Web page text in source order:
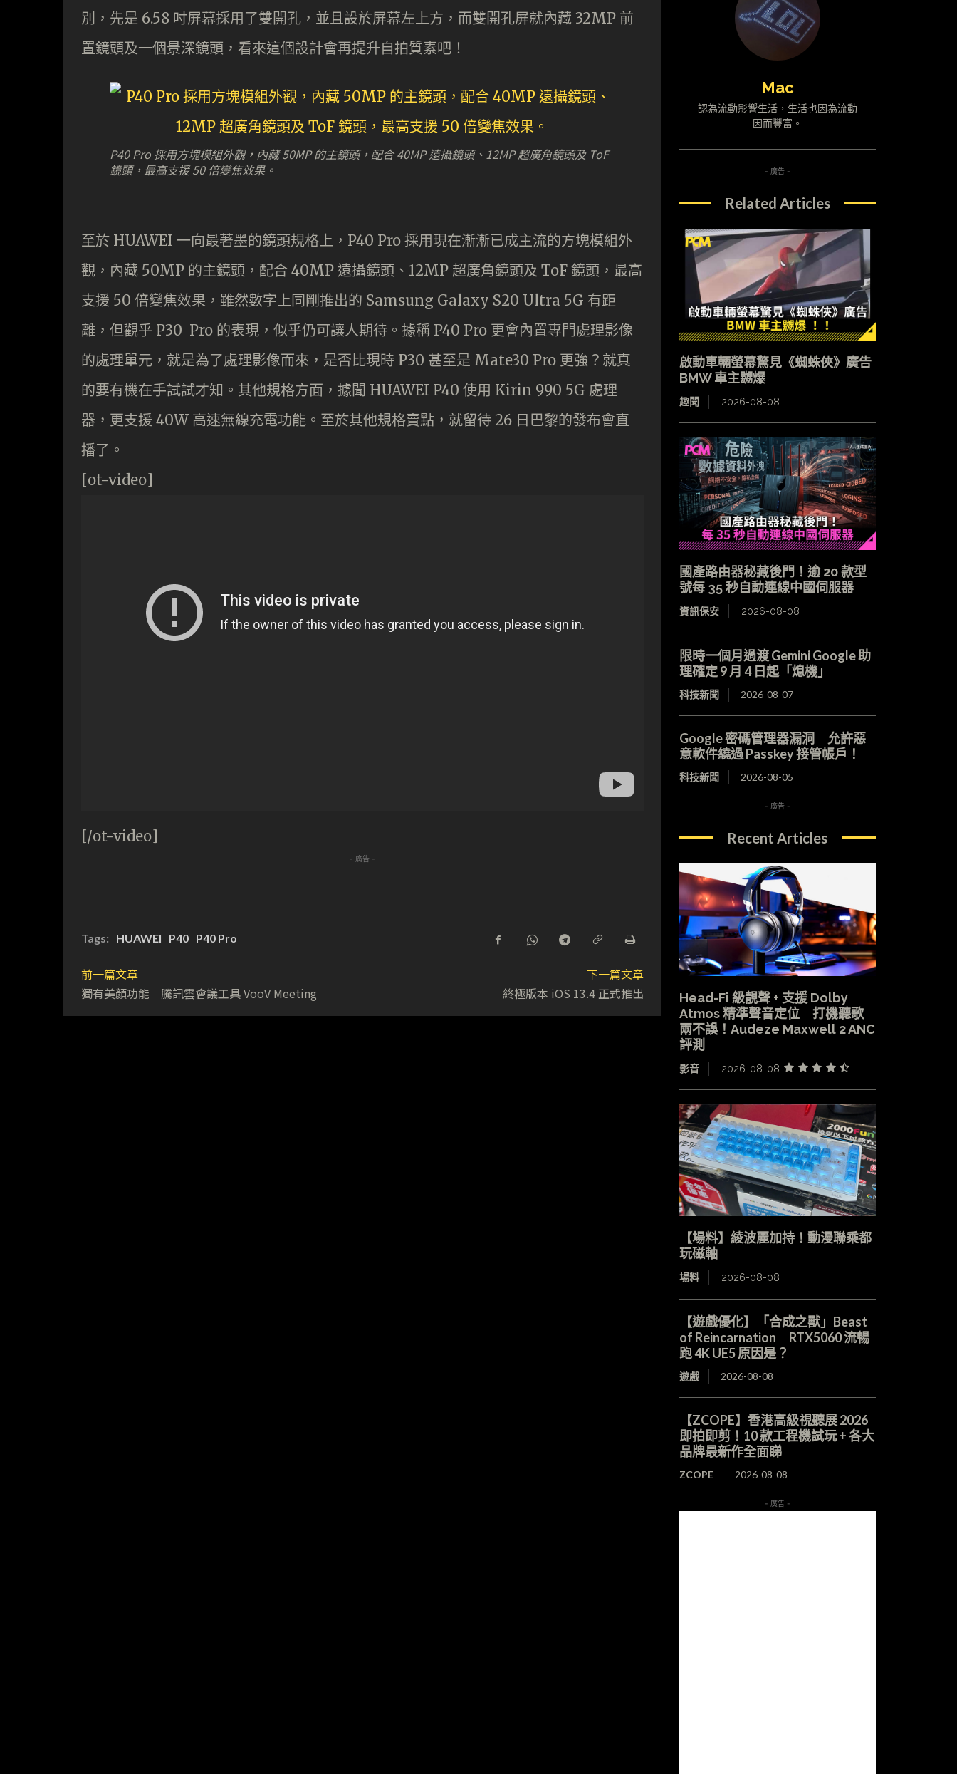
別，先是 6.58 吋屏幕採用了雙開孔，並且設於屏幕左上方，而雙開孔屏就內藏 32MP 前
置鏡頭及一個景深鏡頭，看來這個設計會再提升自拍質素吧！
P40 Pro 採用方塊模組外觀，內藏 50MP 的主鏡頭，配合 40MP 遠攝鏡頭、12MP 超廣角鏡頭及 ToF
鏡頭，最高支援 50 倍變焦效果。
至於 HUAWEI 一向最著墨的鏡頭規格上，P40 Pro 採用現在漸漸已成主流的方塊模組外
觀，內藏 50MP 的主鏡頭，配合 40MP 遠攝鏡頭、12MP 超廣角鏡頭及 ToF 鏡頭，最高
支援 50 倍變焦效果，雖然數字上同剛推出的 Samsung Galaxy S20 Ultra 5G 有距
離，但觀乎 P30 Pro 的表現，似乎仍可讓人期待。據稱 P40 Pro 更會內置專門處理影像
的處理單元，就是為了處理影像而來，是否比現時 P30 甚至是 Mate30 Pro 更強？就真
的要有機在手試試才知。其他規格方面，據聞 HUAWEI P40 使用 Kirin 990 5G 處理
器，更支援 40W 高速無線充電功能。至於其他規格賣點，就留待 26 日巴黎的發布會直
播了。
[ot-video]
[/ot-video]
- 廣告 -
Tags: HUAWEI P40 P40 Pro
前一篇文章
獨有美顏功能 騰訊雲會議工具 VooV Meeting
下一篇文章
終極版本 iOS 13.4 正式推出
Mac
認為流動影響生活，生活也因為流動
因而豐富。
- 廣告 -
Related Articles
啟動車輛螢幕驚見《蜘蛛俠》廣告
BMW 車主嬲爆
趣聞 2026-08-08
國產路由器秘藏後門！逾 20 款型
號每 35 秒自動連線中國伺服器
資訊保安 2026-08-08
限時一個月過渡 Gemini Google 助
理確定 9 月 4 日起「熄機」
科技新聞 2026-08-07
Google 密碼管理器漏洞 允許惡
意軟件繞過 Passkey 接管帳戶！
科技新聞 2026-08-05
- 廣告 -
Recent Articles
Head-Fi 級靚聲 + 支援 Dolby
Atmos 精準聲音定位 打機聽歌
兩不誤！Audeze Maxwell 2 ANC
評測
影音 2026-08-08
【場料】綾波麗加持！動漫聯乘都
玩磁軸
場料 2026-08-08
【遊戲優化】「合成之獸」Beast
of Reincarnation RTX5060 流暢
跑 4K UE5 原因是？
遊戲 2026-08-08
【ZCOPE】香港高級視聽展 2026
即拍即剪！10 款工程機試玩 + 各大
品牌最新作全面睇
ZCOPE 2026-08-08
- 廣告 -